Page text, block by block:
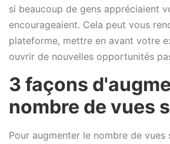
si beaucoup de gens appréciaient
encourageaient. Cela peut vous
plateforme, mettre en avant votre
ouvrir de nouvelles opportunités
3 façons
nombre de vues
Pour augmenter le nombre de